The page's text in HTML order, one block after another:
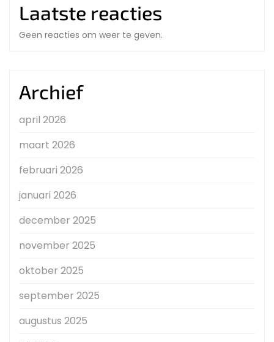
Laatste reacties
Geen reacties om weer te geven.
Archief
april 2026
maart 2026
februari 2026
januari 2026
december 2025
november 2025
oktober 2025
september 2025
augustus 2025